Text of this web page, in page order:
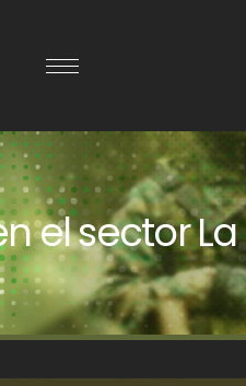
el sector